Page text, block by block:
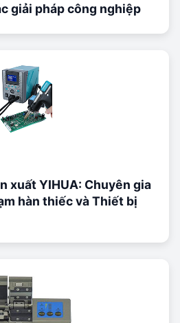
giải pháp công nghiệp
xuất YIHUA: Chuyên gia
hàn thiếc và Thiết bị